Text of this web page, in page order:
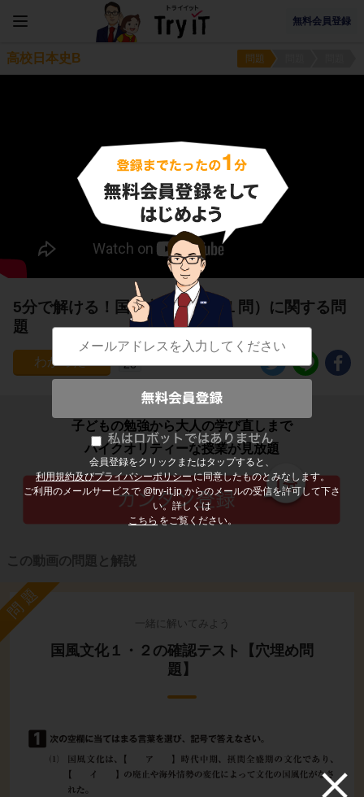
無料会員登録
会員登録をクリックまたはタップすると、
利用規約及びプライバシーポリシーに同意したものとみなします。
ご利用のメールサービスで @try-it.jp からのメールの受信を許可して下さ
い。詳しくは
こちら をご覧ください。
高校日本史B 問題
5分で解ける！国風文化３（第１問）に関する問
題
26
子どもの勉強から大人の学び直しまで
ハイクオリティーな授業が見放題
この動画の問題と解説
問題
一緒に解いてみよう
国風文化１・２の確認テスト【穴埋め問
題】